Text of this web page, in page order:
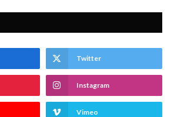
Twitter
Instagram
Vimeo